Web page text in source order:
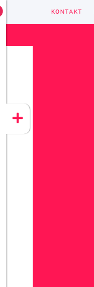
CONZEPT 16
YEET
KONTAKT